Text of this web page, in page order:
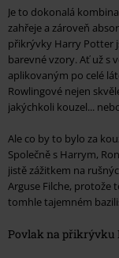
Je to dokonalá
zahřeje a zároveň
přikrývky Harry Potter
barevné vzory. Ať už s
aplikovaným po celé
Rowlingové nejen
jakýchkoli kouzel...
Ale co by to bylo za
Společně s Harrym,
jistě zážitkem na
Arguse Filche, protože
tomhle tajemném
Povlak na přikrývku